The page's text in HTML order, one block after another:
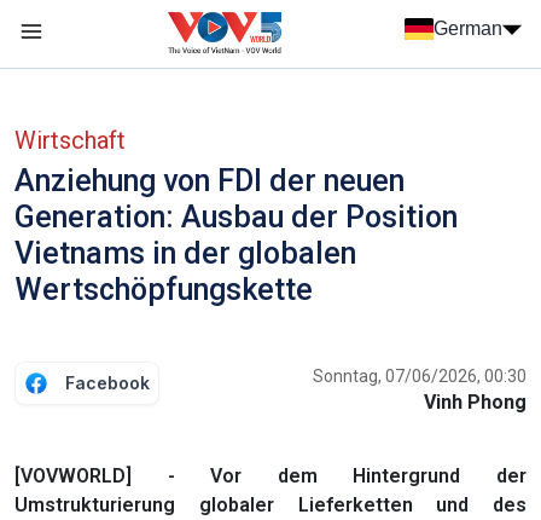
German
Wirtschaft
Anziehung von FDI der neuen
Generation: Ausbau der Position
Vietnams in der globalen
Wertschöpfungskette
Facebook Sonntag, 07/06/2026, 00:30
Vinh Phong
[VOVWORLD] - Vor dem Hintergrund der
Umstrukturierung globaler Lieferketten und des